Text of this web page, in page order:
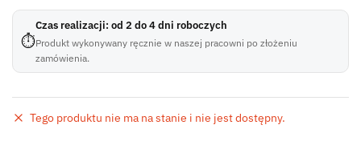
⏱
Czas realizacji: od 2 do 4 dni roboczych
Produkt wykonywany ręcznie w naszej pracowni po złożeniu
zamówienia.
Tego produktu nie ma na stanie i nie jest dostępny.